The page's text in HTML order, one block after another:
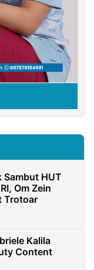
Sambut HUT
Om Zein
Trotoar
Kalila
Content